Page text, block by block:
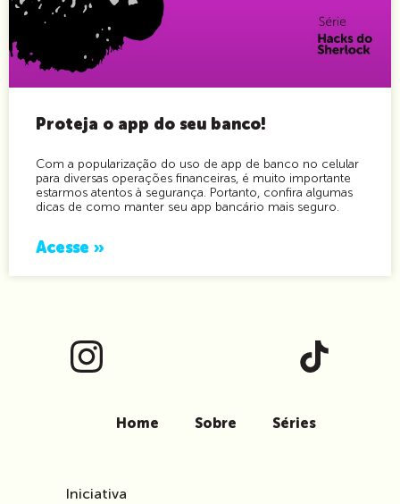
Proteja o app do seu banco!
Com a popularização do uso de app de banco no celular
para diversas operações financeiras, é muito importante
estarmos atentos à segurança. Portanto, confira algumas
dicas de como manter seu app bancário mais seguro.
Acesse »
Home Sobre Séries
Iniciativa